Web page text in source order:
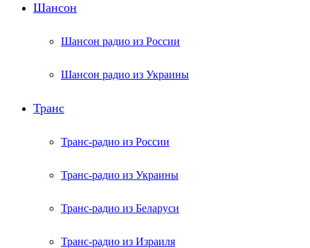
Шансон
Шансон радио из России
Шансон радио из Украины
Транс
Транс-радио из России
Транс-радио из Украины
Транс-радио из Беларуси
Транс-радио из Израиля